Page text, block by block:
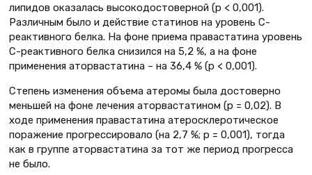
липидов оказалась высокодостоверной (р < 0,001).
Различным было и действие статинов на уровень С-
реактивного белка. На фоне приема правастатина уровень
С-реактивного белка снизился на 5,2 %, а на фоне
применения аторвастатина – на 36,4 % (р < 0,001).
Степень изменения объема атеромы была достоверно
меньшей на фоне лечения аторвастатином (р = 0,02). В
ходе применения правастатина атеросклеротическое
поражение прогрессировало (на 2,7 %; р = 0,001), тогда
как в группе аторвастатина за тот же период прогресса
не было.